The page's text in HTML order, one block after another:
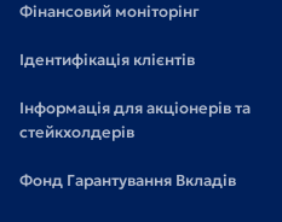
Фінансовий моніторінг
Ідентифікація клієнтів
Інформація для акціонерів та
стейкхолдерів
Фонд Гарантування Вкладів